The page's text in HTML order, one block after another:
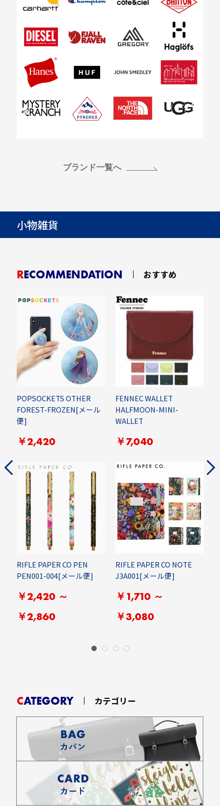
お買い物を続ける カートへ進む
ブランド一覧へ
小物雑貨
RECOMMENDATION おすすめ
POPSOCKETS OTHER
FOREST-FROZEN[メール
便]
￥2,420
FENNEC WALLET
HALFMOON-MINI-
WALLET
￥7,040
RIFLE PAPER CO PEN
PEN001-004[メール便]
￥2,420 ～
￥2,860
RIFLE PAPER CO NOTE
J3A001[メール便]
￥1,710 ～
￥3,080
CATEGORY カテゴリー